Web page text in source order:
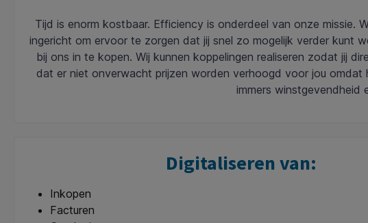
Tijd is enorm kostbaar. Efficiency is onderdeel van onze missie.
ingericht om ervoor te zorgen dat jij snel zo mogelijk verder kunt
bij ons in te kopen. Wij kunnen koppelingen realiseren zodat jij
dat er niet onverwacht prijzen worden verhoogd voor jou omdat
immers winstgevendheid
Digitaliseren van:
Inkopen
Facturen